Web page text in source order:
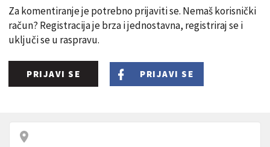
Za komentiranje je potrebno prijaviti se. Nemaš korisnički
račun? Registracija je brza i jednostavna, registriraj se i
uključi se u raspravu.
PRIJAVI SE PRIJAVI SE